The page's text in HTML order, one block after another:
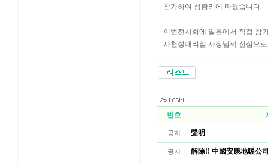
참가하여 성황리에 마쳤습니다.
이번전시회에 일본에서 직접 참
사천성대리점 사장님께 진심으
번호
공지 聲明
공지 解除!! 中國安康地暖公